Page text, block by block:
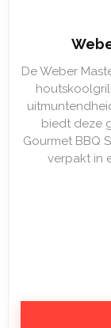
De Weber
biedt deze
Gourmet BBQ
verpakt in